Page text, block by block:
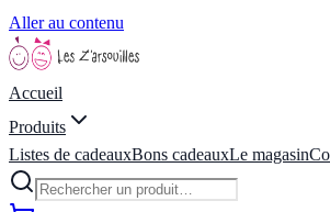
Aller au contenu
Accueil
Produits
Listes de cadeauxBons cadeauxLe magasin